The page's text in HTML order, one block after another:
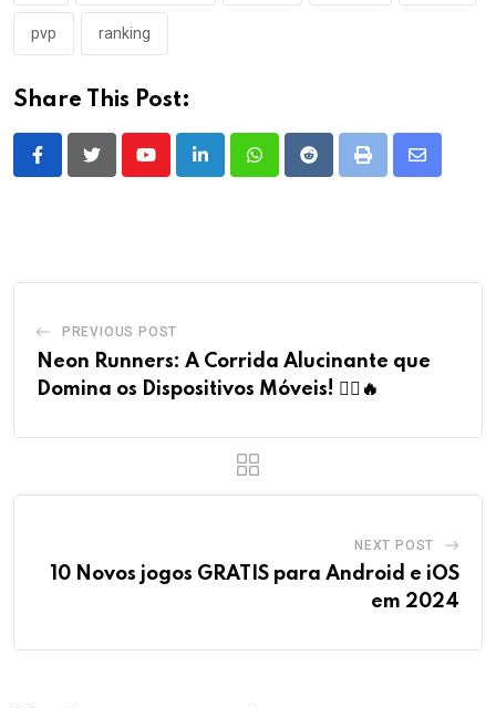
pvp ranking
Share This Post:
YoutubeLinkedInWhatsappRedditPrint
Share
PREVIOUS POST
Neon Runners: A Corrida Alucinante que
Domina os Dispositivos Móveis! 🏃‍♂️🔥
NEXT POST
10 Novos jogos GRATIS para Android e iOS
em 2024